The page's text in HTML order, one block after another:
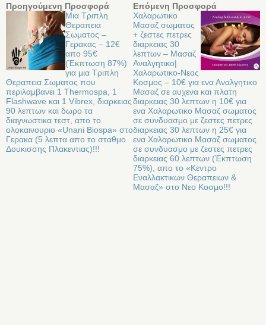
Προηγούμενη Προσφορά
Μια Τριπλη
Θεραπεια
Σωματος –
Γερακας – 12€
απο 95€
(Έκπτωση 87%)
για μια Τριπλη
Θεραπεια Σωματος που
περιλαμβανει 1 Thermospa, 1
Flashwave και 1 Vibrex, διαρκειας
90 λεπτων και δωρο τα
διαγνωστικα τεστ, απο το
ολοκαινουριο «Unani Biospa» στο
Γερακα (5 λεπτα απο το σταθμο
Δουκισσης Πλακεντιας)!!!
Επόμενη Προσφορά
Χαλαρωτικο
Μασαζ σωματος
+ ζεστες πετρες
διαρκειας 30
λεπτων – Μασαζ
Αναλγητικο|
Χαλαρωτικο-Νεος
Κοσμος – 10€ για ενα Αναλγητικο
Μασαζ σε αυχενα και πλατη
διαρκειας 30 λεπτων η 10€ για
ενα Χαλαρωτικο Μασαζ σωματος
σε συνδυασμο με ζεστες πετρες
διαρκειας 30 λεπτων η 25€ για
ενα Χαλαρωτικο Μασαζ σωματος
σε συνδυασμο με ζεστες πετρες
διαρκειας 60 λεπτων (Έκπτωση
75%), απο το «Κεντρο
Εναλλακτικων Θεραπειων &
Μασαζ» στο Νεο Κοσμο!!!